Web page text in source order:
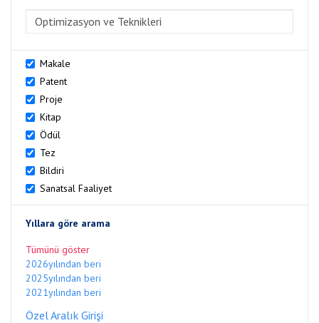
>Arama
Makale
Patent
Proje
Kitap
Ödül
Tez
Bildiri
Sanatsal Faaliyet
Yıllara göre arama
Tümünü göster
2026yılından beri
2025yılından beri
2021yılından beri
Özel Aralık Girişi